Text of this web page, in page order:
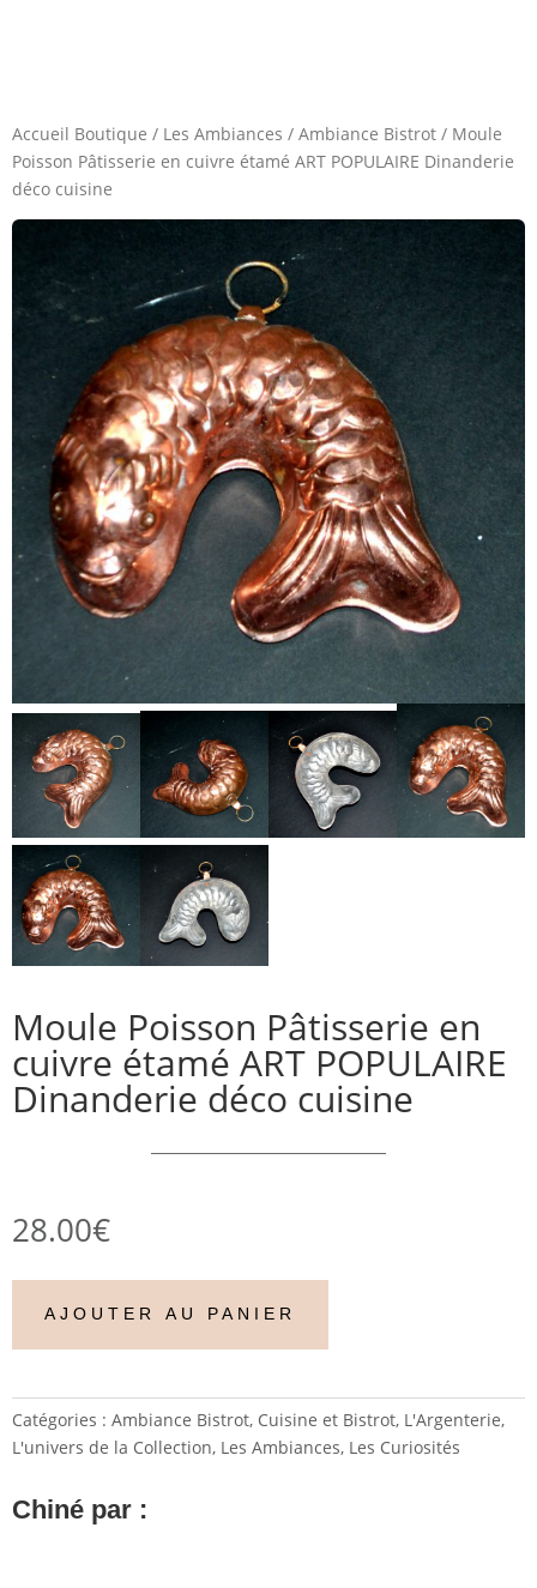
Accueil Boutique / Les Ambiances / Ambiance Bistrot / Moule
Poisson Pâtisserie en cuivre étamé ART POPULAIRE Dinanderie
déco cuisine
Moule Poisson Pâtisserie en
cuivre étamé ART POPULAIRE
Dinanderie déco cuisine
28.00€
AJOUTER AU PANIER
Catégories : Ambiance Bistrot, Cuisine et Bistrot, L'Argenterie,
L'univers de la Collection, Les Ambiances, Les Curiosités
Chiné par :